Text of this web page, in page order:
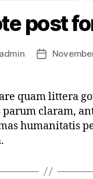
post
admin
Post
quam littera
claram,
humanitatis